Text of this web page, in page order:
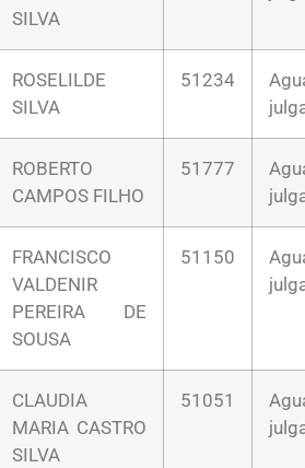
SILVA
ROSELILDE
SILVA
51234
ROBERTO
CAMPOS FILHO
51777
FRANCISCO
VALDENIR
PEREIRA DE
SOUSA
51150
CLAUDIA
MARIA CASTRO
SILVA
51051